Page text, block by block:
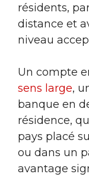
résidents,
distance et
niveau
Un compte
sens large,
banque en
résidence,
pays placé
ou dans un
avantage